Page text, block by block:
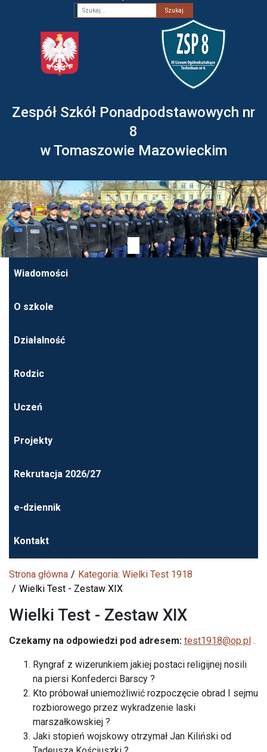
Fraza
Zespół Szkół Ponadpodstawowych nr
8
w Tomaszowie Mazowieckim
Wiadomości
O szkole
Działalność
Rodzic
Uczeń
Projekty
Rekrutacja 2026/27
e-dziennik
Kontakt
Strona główna
Kategoria: Wielki Test 1918
Wielki Test - Zestaw XIX
Wielki Test - Zestaw XIX
Czekamy na odpowiedzi pod adresem: test1918@op.pl .
Ryngraf z wizerunkiem jakiej postaci religijnej nosili
na piersi Konfederci Barscy ?
Kto próbował uniemożliwić rozpoczęcie obrad I sejmu
rozbiorowego przez wykradzenie laski
marszałkowskiej ?
Jaki stopień wojskowy otrzymał Jan Kiliński od